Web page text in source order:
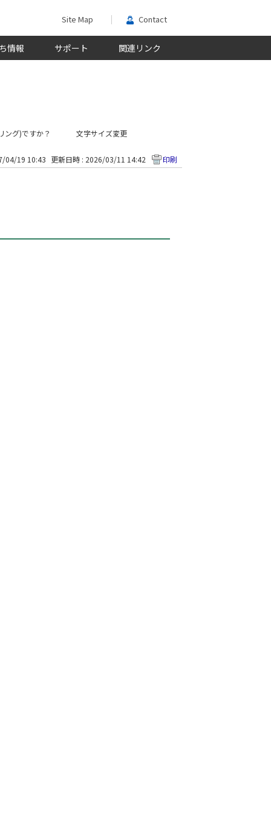
Site Map Contact
情報 サポート 関連リンク
文字サイズ変更
ング)ですか？
04/19 10:43 更新日時 : 2026/03/11 14:42 印刷